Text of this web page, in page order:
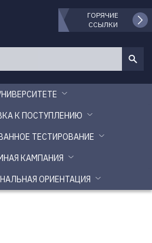
ГОРЯЧИЕ
ССЫЛКИ
К ПОСТУПЛЕНИЮ
ТЕСТИРОВАНИЕ
КАМПАНИЯ
ОРИЕНТАЦИЯ